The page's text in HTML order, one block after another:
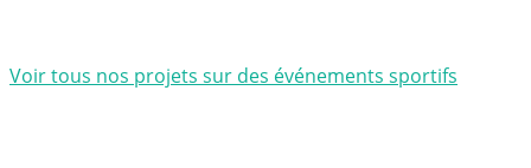
Voir tous nos projets sur des événements sportifs